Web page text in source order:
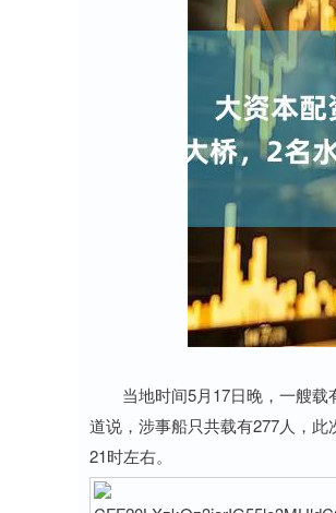
当地时间5月17日晚，一艘载
道说，涉事船只共载有277人，
21时左右。
上证指数